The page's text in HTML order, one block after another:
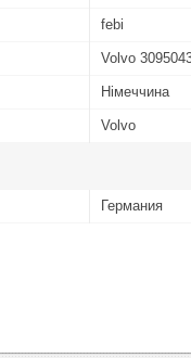
febi
Volvo
Німеччина
Volvo
Германия